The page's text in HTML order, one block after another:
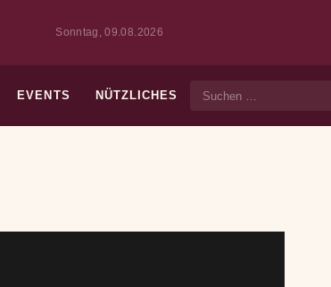
Sonntag, 09.08.2026
EVENTS NÜTZLICHES